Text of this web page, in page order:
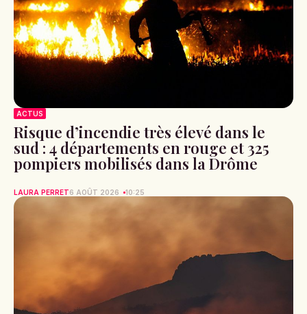
ACTUS
Risque d’incendie très élevé dans le
sud : 4 départements en rouge et 325
pompiers mobilisés dans la Drôme
LAURA PERRET6 AOÛT 2026 10:25